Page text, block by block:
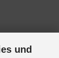
und